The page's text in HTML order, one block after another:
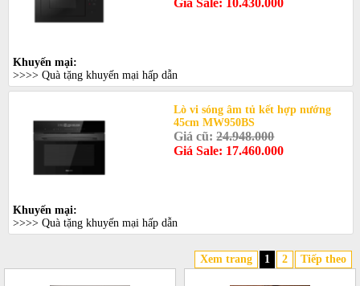
Khuyến mại:
>>>> Quà tặng khuyến mại hấp dẫn
Lò vi sóng âm tủ kết hợp nướng
45cm MW950BS
Giá cũ:24.948.000
Giá Sale: 17.460.000
Khuyến mại:
>>>> Quà tặng khuyến mại hấp dẫn
Xem trang 1 2 Tiếp theo